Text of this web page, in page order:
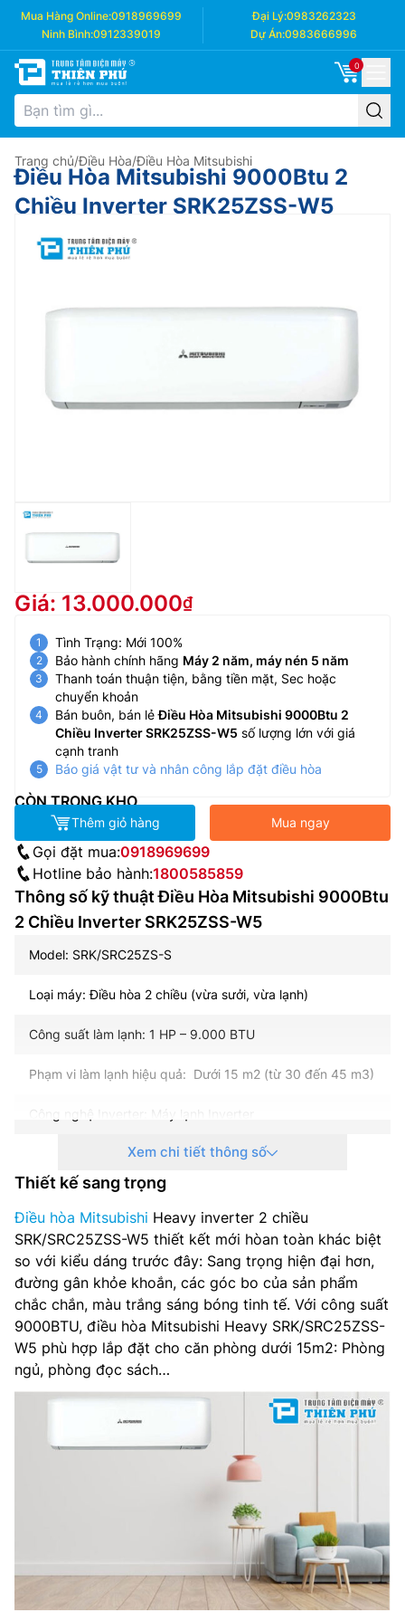
Mua Hàng Online:0918969699 Đại Lý:0983262323
Ninh Bình:0912339019 Dự Án:0983666996
0
Trang chủ/Điều Hòa/Điều Hòa Mitsubishi
Điều Hòa Mitsubishi 9000Btu 2
Chiều Inverter SRK25ZSS-W5
Giá: 13.000.000
Tình Trạng: Mới 100%
Bảo hành chính hãng Máy 2 năm, máy nén 5 năm
Thanh toán thuận tiện, bằng tiền mặt, Sec hoặc
chuyển khoản
Bán buôn, bán lẻĐiều Hòa Mitsubishi 9000Btu 2
Chiều Inverter SRK25ZSS-W5 số lượng lớn với giá
cạnh tranh
Báo giá vật tư và nhân công lắp đặt điều hòa
CÒN TRONG KHO
Thêm giỏ hàng Mua ngay
Gọi đặt mua:0918969699
Hotline bảo hành:1800585859
Thông số kỹ thuật Điều Hòa Mitsubishi 9000Btu
2 Chiều Inverter SRK25ZSS-W5
Model: SRK/SRC25ZS-S
Loại máy: Điều hòa 2 chiều (vừa sưởi, vừa lạnh)
Công suất làm lạnh: 1 HP – 9.000 BTU
Phạm vi làm lạnh hiệu quả: Dưới 15 m2 (từ 30 đến 45 m3)
Công nghệ Inverter: Máy lạnh Inverter
Công suất tiêu thụ trung bình: Đang cập nhật
Chế độ tiết kiệm điện: Chế độ Eco
Chế độ gió: Điều khiển lên xuống tự động, trái phải tùy
chỉnh tay
Kích thước cục lạnh: Đang cập nhật
Kích thước cục nóng: Đang cập nhật
Chất liệu dàn tản nhiệt: Đang cập nhật
Nơi lắp ráp: Thái Lan
Xem chi tiết thông số
Thiết kế sang trọng
Điều hòa Mitsubishi Heavy inverter 2 chiều
SRK/SRC25ZSS-W5 thiết kết mới hòan toàn khác biệt
so với kiểu dáng trước đây: Sang trọng hiện đại hơn,
đường gân khỏe khoắn, các góc bo của sản phẩm
chắc chắn, màu trắng sáng bóng tinh tế. Với công suất
9000BTU, điều hòa Mitsubishi Heavy SRK/SRC25ZSS-
W5 phù hợp lắp đặt cho căn phòng dưới 15m2: Phòng
ngủ, phòng đọc sách…